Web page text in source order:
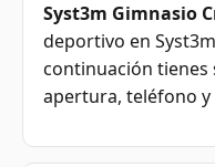
Syst3m Gimnasio
deportivo en
continuación
apertura, teléfono y